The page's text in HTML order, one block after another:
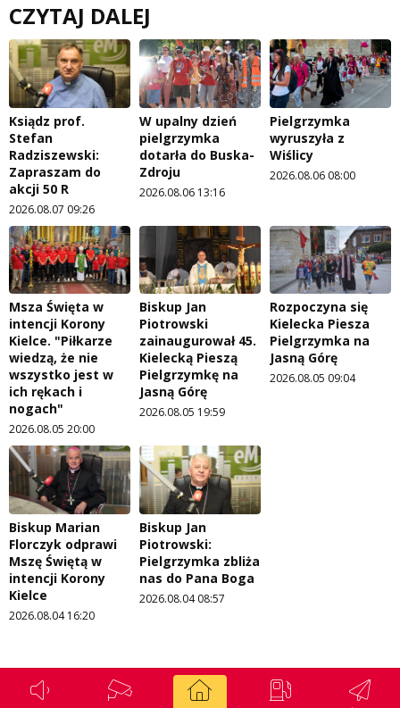
CZYTAJ DALEJ
Ksiądz prof.
Stefan
Radziszewski:
Zapraszam do
akcji 50 R
2026.08.07 09:26
W upalny dzień
pielgrzymka
dotarła do Buska-
Zdroju
2026.08.06 13:16
Pielgrzymka
wyruszyła z
Wiślicy
2026.08.06 08:00
Msza Święta w
intencji Korony
Kielce. "Piłkarze
wiedzą, że nie
wszystko jest w
ich rękach i
nogach"
2026.08.05 20:00
Biskup Jan
Piotrowski
zainaugurował 45.
Kielecką Pieszą
Pielgrzymkę na
Jasną Górę
2026.08.05 19:59
Rozpoczyna się
Kielecka Piesza
Pielgrzymka na
Jasną Górę
2026.08.05 09:04
Biskup Marian
Florczyk odprawi
Mszę Świętą w
intencji Korony
Kielce
2026.08.04 16:20
Biskup Jan
Piotrowski:
Pielgrzymka zbliża
nas do Pana Boga
2026.08.04 08:57